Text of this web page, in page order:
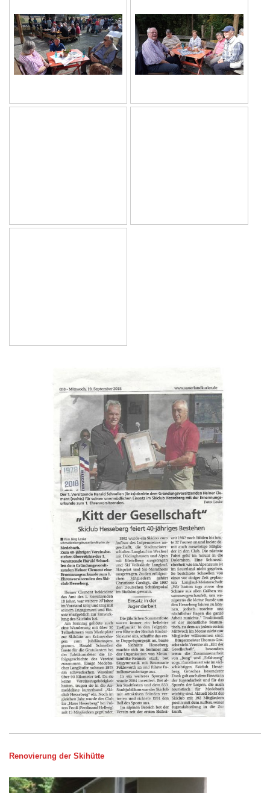
Renovierung der Skihütte